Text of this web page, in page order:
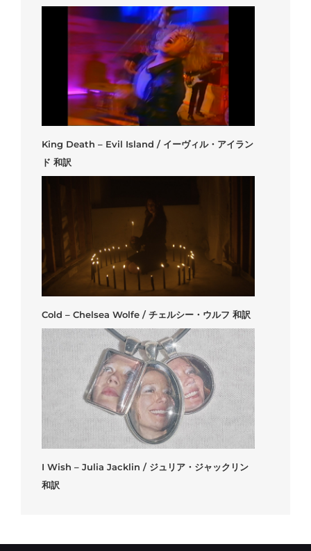
King Death – Evil Island / イーヴィル・アイラン
ド 和訳
Cold – Chelsea Wolfe / チェルシー・ウルフ 和訳
I Wish – Julia Jacklin / ジュリア・ジャックリン
和訳